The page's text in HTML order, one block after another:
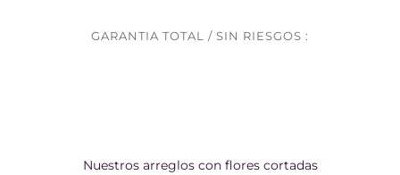
GARANTIA TOTAL / SIN RIESGOS :
Nuestros arreglos con flores cortadas